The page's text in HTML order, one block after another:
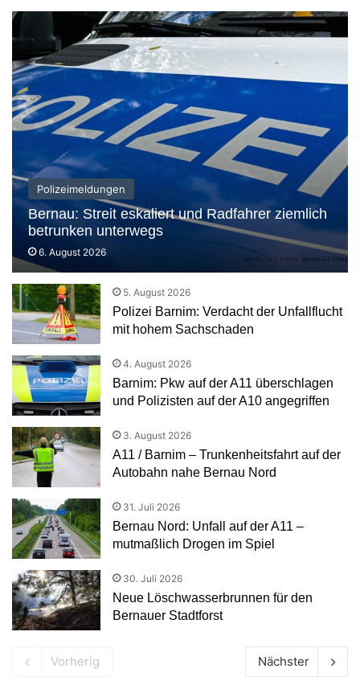
Polizeimeldungen
Bernau: Streit eskaliert und Radfahrer ziemlich
betrunken unterwegs
6. August 2026
5. August 2026
Polizei Barnim: Verdacht der Unfallflucht
mit hohem Sachschaden
4. August 2026
Barnim: Pkw auf der A11 überschlagen
und Polizisten auf der A10 angegriffen
3. August 2026
A11 / Barnim – Trunkenheitsfahrt auf der
Autobahn nahe Bernau Nord
31. Juli 2026
Bernau Nord: Unfall auf der A11 –
mutmaßlich Drogen im Spiel
30. Juli 2026
Neue Löschwasserbrunnen für den
Bernauer Stadtforst
Vorherig Nächster